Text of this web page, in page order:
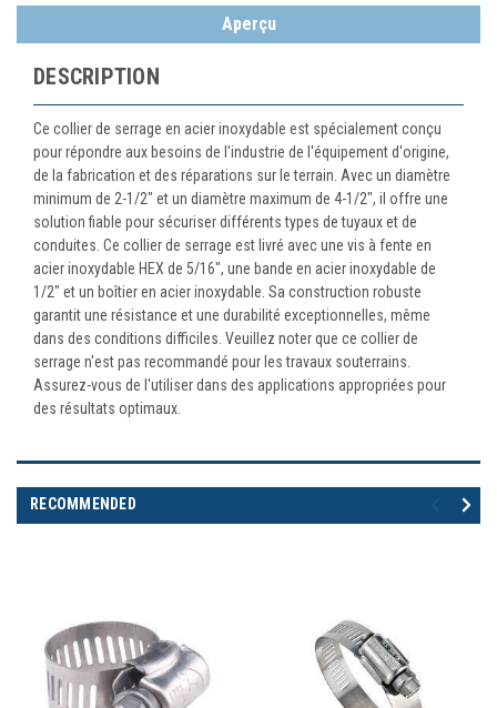
Aperçu
DESCRIPTION
Ce collier de serrage en acier inoxydable est spécialement conçu
pour répondre aux besoins de l'industrie de l'équipement d'origine,
de la fabrication et des réparations sur le terrain. Avec un diamètre
minimum de 2-1/2" et un diamètre maximum de 4-1/2", il offre une
solution fiable pour sécuriser différents types de tuyaux et de
conduites. Ce collier de serrage est livré avec une vis à fente en
acier inoxydable HEX de 5/16", une bande en acier inoxydable de
1/2" et un boîtier en acier inoxydable. Sa construction robuste
garantit une résistance et une durabilité exceptionnelles, même
dans des conditions difficiles. Veuillez noter que ce collier de
serrage n'est pas recommandé pour les travaux souterrains.
Assurez-vous de l'utiliser dans des applications appropriées pour
des résultats optimaux.
RECOMMENDED